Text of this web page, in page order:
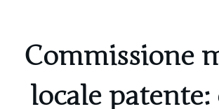
Commissione
locale patente: